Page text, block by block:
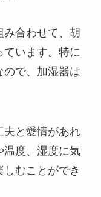
み合わせて、胡
います。特に
ので、加湿器は
夫と愛情があれ
温度、湿度に気
むことができ